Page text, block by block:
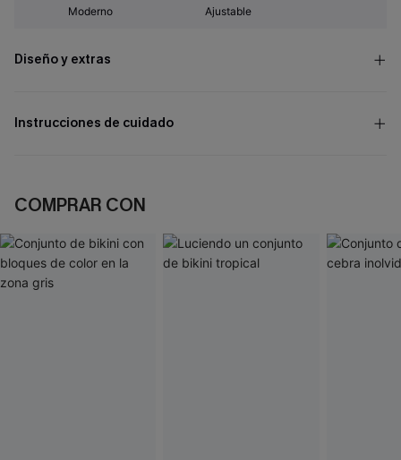
Moderno Ajustable
Diseño y extras
Instrucciones de cuidado
COMPRAR CON